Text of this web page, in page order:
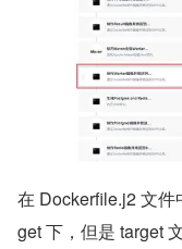
在 Dockerfile.j2 文
get 下，但是 target